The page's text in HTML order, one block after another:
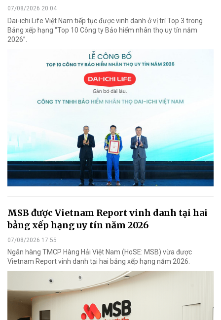
07/08/2026 20:04
Dai-ichi Life Việt Nam tiếp tục được vinh danh ở vị trí Top 3 trong
Bảng xếp hạng “Top 10 Công ty Bảo hiểm nhân thọ uy tín năm
2026”.
MSB được Vietnam Report vinh danh tại hai
bảng xếp hạng uy tín năm 2026
07/08/2026 17:55
Ngân hàng TMCP Hàng Hải Việt Nam (HoSE: MSB) vừa được
Vietnam Report vinh danh tại hai bảng xếp hạng năm 2026.